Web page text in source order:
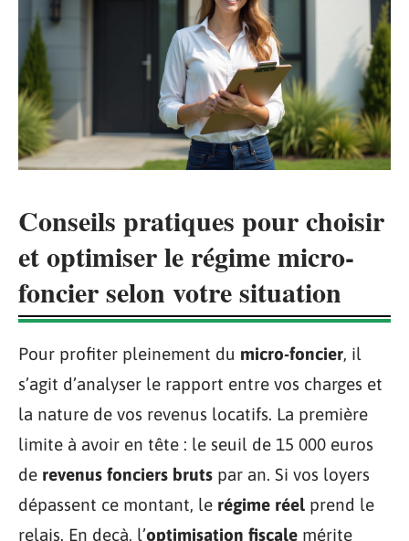
Conseils pratiques pour choisir
et optimiser le régime micro-
foncier selon votre situation
Pour profiter pleinement du micro-foncier, il
s’agit d’analyser le rapport entre vos charges et
la nature de vos revenus locatifs. La première
limite à avoir en tête : le seuil de 15 000 euros
de revenus fonciers bruts par an. Si vos loyers
dépassent ce montant, le régime réel prend le
relais. En deçà, l’optimisation fiscale mérite